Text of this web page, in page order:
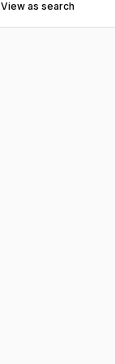
View as search